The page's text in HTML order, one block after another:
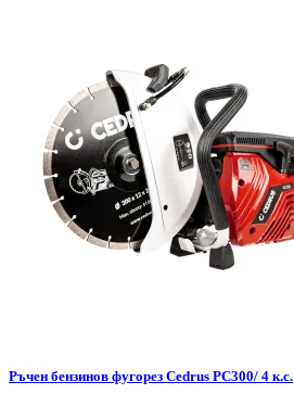
Ръчен бензинов фугорез Cedrus PC300/ 4 к.с.